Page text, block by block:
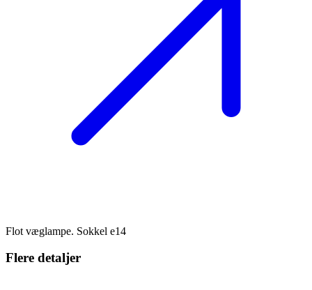
Flot væglampe. Sokkel e14
Flere detaljer